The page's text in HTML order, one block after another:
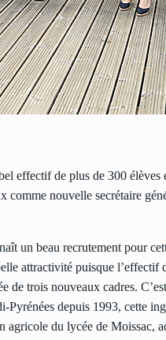
effectif de plus de 300
nouvelle secrétaire
un beau recrutement pour
attractivité puisque l’effectif
de trois nouveaux cadres.
depuis 1993, cette
agricole du lycée de Moissac,